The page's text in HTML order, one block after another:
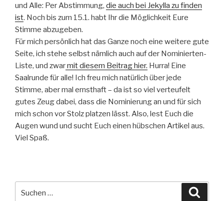
und Alle: Per Abstimmung, die auch bei Jekylla zu finden
ist. Noch bis zum 15.1. habt Ihr die Möglichkeit Eure
Stimme abzugeben.
Für mich persönlich hat das Ganze noch eine weitere gute
Seite, ich stehe selbst nämlich auch auf der Nominierten-
Liste, und zwarmit diesem Beitrag hier. Hurra! Eine
Saalrunde für alle! Ich freu mich natürlich über jede
Stimme, aber mal ernsthaft – da ist so viel verteufelt
gutes Zeug dabei, dass die Nominierung an und für sich
mich schon vor Stolz platzen lässt. Also, lest Euch die
Augen wund und sucht Euch einen hübschen Artikel aus.
Viel Spaß.